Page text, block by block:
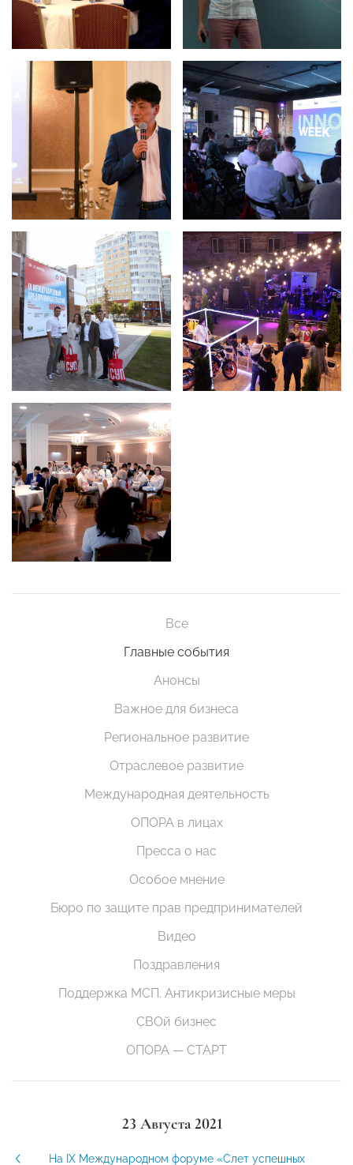
Все
Главные события
Анонсы
Важное для бизнеса
Региональное развитие
Отраслевое развитие
Международная деятельность
ОПОРА в лицах
Пресса о нас
Особое мнение
Бюро по защите прав предпринимателей
Видео
Поздравления
Поддержка МСП. Антикризисные меры
СВОй бизнес
ОПОРА — СТАРТ
23 Августа 2021
На IX Международном форуме «Слет успешных